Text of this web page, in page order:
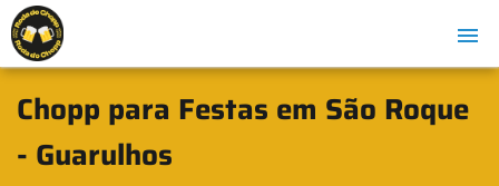
Chopp para Festas em São Roque
- Guarulhos